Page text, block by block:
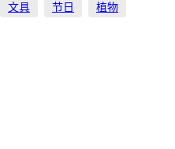
文具 节日 植物